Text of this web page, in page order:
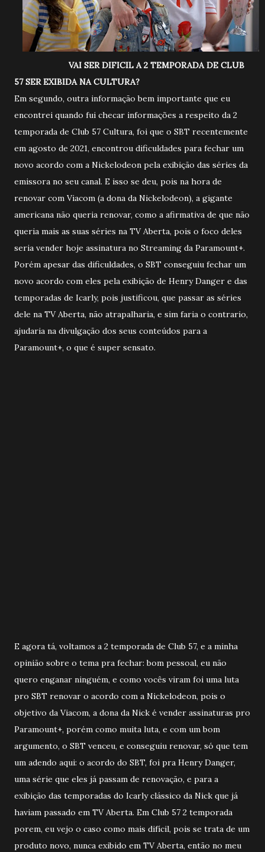
VAI SER DIFICIL A 2 TEMPORADA DE CLUB
57 SER EXIBIDA NA CULTURA?
Em segundo, outra informação bem importante que eu
encontrei quando fui checar informações a respeito da 2
temporada de Club 57 Cultura, foi que o SBT recentemente
em agosto de 2021, encontrou dificuldades para fechar um
novo acordo com a Nickelodeon pela exibição das séries da
emissora no seu canal. E isso se deu, pois na hora de
renovar com Viacom (a dona da Nickelodeon), a gigante
americana não queria renovar, como a afirmativa de que não
queria mais as suas séries na TV Aberta, pois o foco deles
seria vender hoje assinatura no Streaming da Paramount+.
Porém apesar das dificuldades, o SBT conseguiu fechar um
novo acordo com eles pela exibição de Henry Danger e das
temporadas de Icarly, pois justificou, que passar as séries
dele na TV Aberta, não atrapalharia, e sim faria o contrario,
ajudaria na divulgação dos seus conteúdos para a
Paramount+, o que é super sensato.
E agora tá, voltamos a 2 temporada de Club 57, e a minha
opinião sobre o tema pra fechar: bom pessoal, eu não
quero enganar ninguém, e como vocês viram foi uma luta
pro SBT renovar o acordo com a Nickelodeon, pois o
objetivo da Viacom, a dona da Nick é vender assinaturas pro
Paramount+, porém como muita luta, e com um bom
argumento, o SBT venceu, e conseguiu renovar, só que tem
um adendo aqui: o acordo do SBT, foi pra Henry Danger,
uma série que eles já passam de renovação, e para a
exibição das temporadas do Icarly clássico da Nick que já
haviam passado em TV Aberta. Em Club 57 2 temporada
porem, eu vejo o caso como mais difícil, pois se trata de um
produto novo, nunca exibido em TV Aberta, então no meu